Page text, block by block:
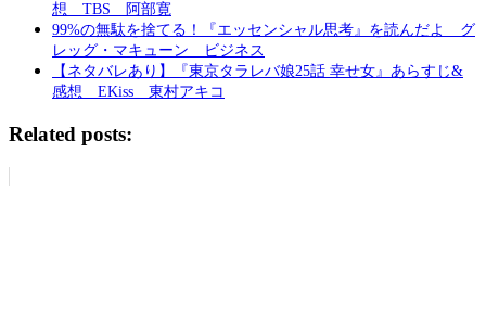
想 TBS 阿部寛
99%の無駄を捨てる！『エッセンシャル思考』を読んだよ グ
レッグ・マキューン ビジネス
【ネタバレあり】『東京タラレバ娘25話 幸せ女』あらすじ&
感想 EKiss 東村アキコ
Related posts: